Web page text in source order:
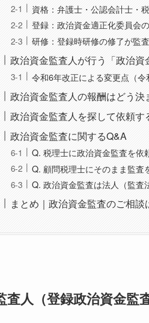
資格：弁護士・公認会計士・
登録：政治資金適正化委員会
研修：登録時研修の修了が監
政治資金監査人が行う「政治資
令和6年改正による変更点（令
政治資金監査人の報酬はどう決
政治資金監査人を探して依頼す
政治資金監査に関するQ&A
Q. 税理士に政治資金監査を依
Q. 顧問税理士にそのまま監査
Q. 政治資金監査は法人（監査
まとめ｜政治資金監査のご相談
査人（登録政治資金監